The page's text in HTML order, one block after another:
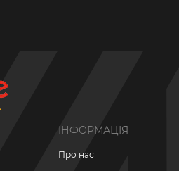
ІНФОРМАЦІЯ
Про нас